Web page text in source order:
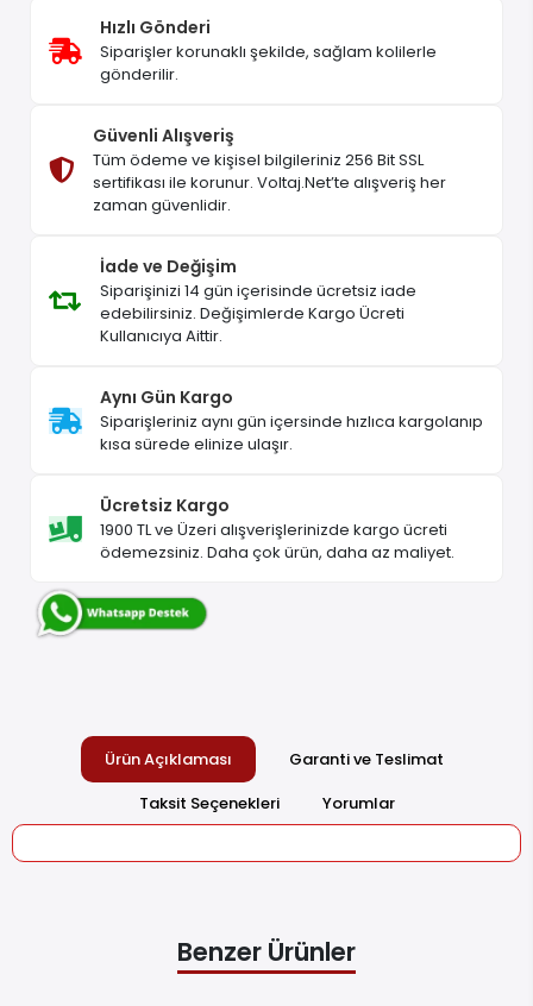
Hızlı Gönderi
Siparişler korunaklı şekilde, sağlam kolilerle
gönderilir.
Güvenli Alışveriş
Tüm ödeme ve kişisel bilgileriniz 256 Bit SSL
sertifikası ile korunur. Voltaj.Net’te alışveriş her
zaman güvenlidir.
İade ve Değişim
Siparişinizi 14 gün içerisinde ücretsiz iade
edebilirsiniz. Değişimlerde Kargo Ücreti
Kullanıcıya Aittir.
Aynı Gün Kargo
Siparişleriniz aynı gün içersinde hızlıca kargolanıp
kısa sürede elinize ulaşır.
Ücretsiz Kargo
1900 TL ve Üzeri alışverişlerinizde kargo ücreti
ödemezsiniz. Daha çok ürün, daha az maliyet.
Ürün Açıklaması
Garanti ve Teslimat
Taksit Seçenekleri
Yorumlar
Benzer Ürünler